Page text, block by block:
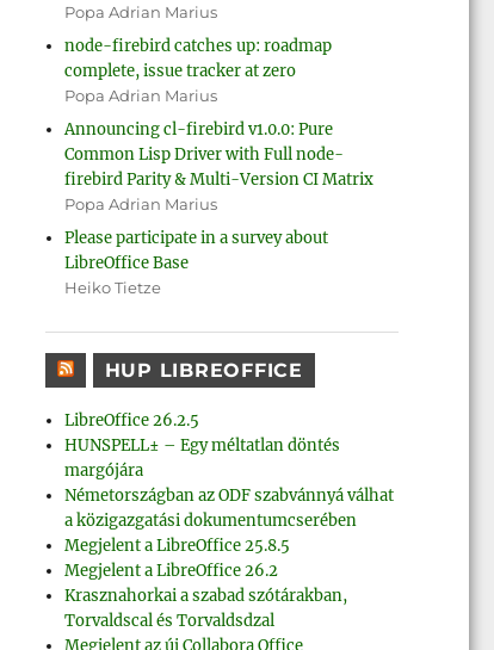
Popa Adrian Marius
node-firebird catches up: roadmap
complete, issue tracker at zero
Popa Adrian Marius
Announcing cl-firebird v1.0.0: Pure
Common Lisp Driver with Full node-
firebird Parity & Multi-Version CI Matrix
Popa Adrian Marius
Please participate in a survey about
LibreOffice Base
Heiko Tietze
HUP LIBREOFFICE
LibreOffice 26.2.5
HUNSPELL± – Egy méltatlan döntés
margójára
Németországban az ODF szabvánnyá válhat
a közigazgatási dokumentumcserében
Megjelent a LibreOffice 25.8.5
Megjelent a LibreOffice 26.2
Krasznahorkai a szabad szótárakban,
Torvaldscal és Torvaldsdzal
Megjelent az új Collabora Office